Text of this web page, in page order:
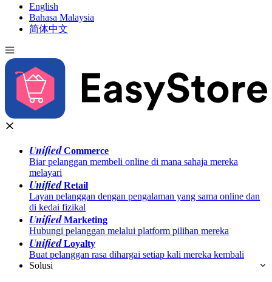
English
Bahasa Malaysia
简体中文
UnifiedCommerce
Biar pelanggan membeli online di mana sahaja mereka
melayari
UnifiedRetail
Layan pelanggan dengan pengalaman yang sama online dan
di kedai fizikal
UnifiedMarketing
Hubungi pelanggan melalui platform pilihan mereka
UnifiedLoyalty
Buat pelanggan rasa dihargai setiap kali mereka kembali
Solusi